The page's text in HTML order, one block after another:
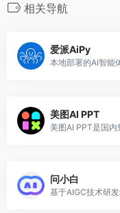
相关导航
爱派AiPy
美图AI PPT
问小白